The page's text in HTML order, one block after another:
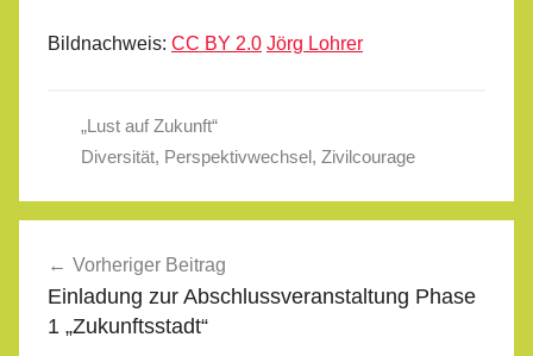
Bildnachweis: CC BY 2.0 Jörg Lohrer
„Lust auf Zukunft“
Diversität, Perspektivwechsel , Zivilcourage
Vorheriger Beitrag
Einladung zur Abschlussveranstaltung Phase
1 „Zukunftsstadt“